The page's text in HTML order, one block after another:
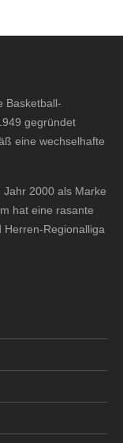
Basketball-
gegründet
eine wechselhafte
Jahr 2000 als Marke
hat eine rasante
Herren-Regionalliga